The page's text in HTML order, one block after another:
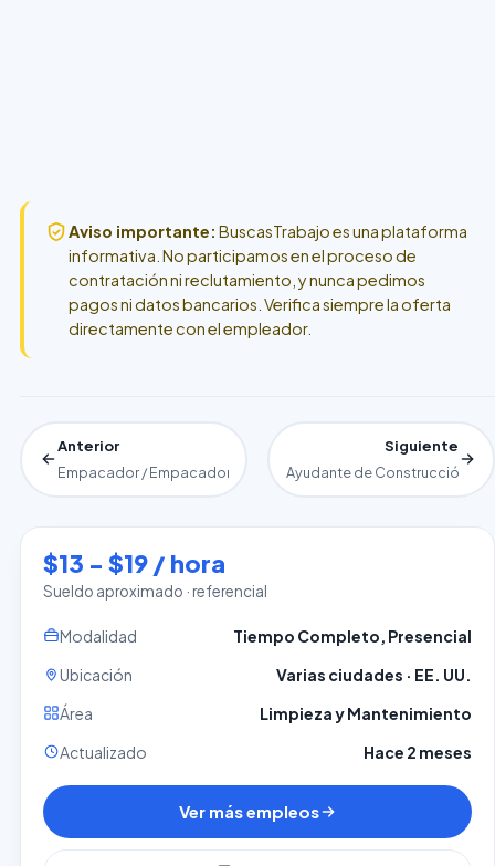
Aviso importante: BuscasTrabajo es una plataforma
informativa. No participamos en el proceso de
contratación ni reclutamiento, y nunca pedimos
pagos ni datos bancarios. Verifica siempre la oferta
directamente con el empleador.
Anterior
Empacador / Empacadora en Estados Unidos: funciones,
Siguiente
Ayudante de Construcción en
$13 - $19 / hora
Sueldo aproximado · referencial
Modalidad
Tiempo Completo, Presencial
Ubicación
Varias ciudades · EE. UU.
Área
Limpieza y Mantenimiento
Actualizado
Hace 2 meses
Ver más empleos